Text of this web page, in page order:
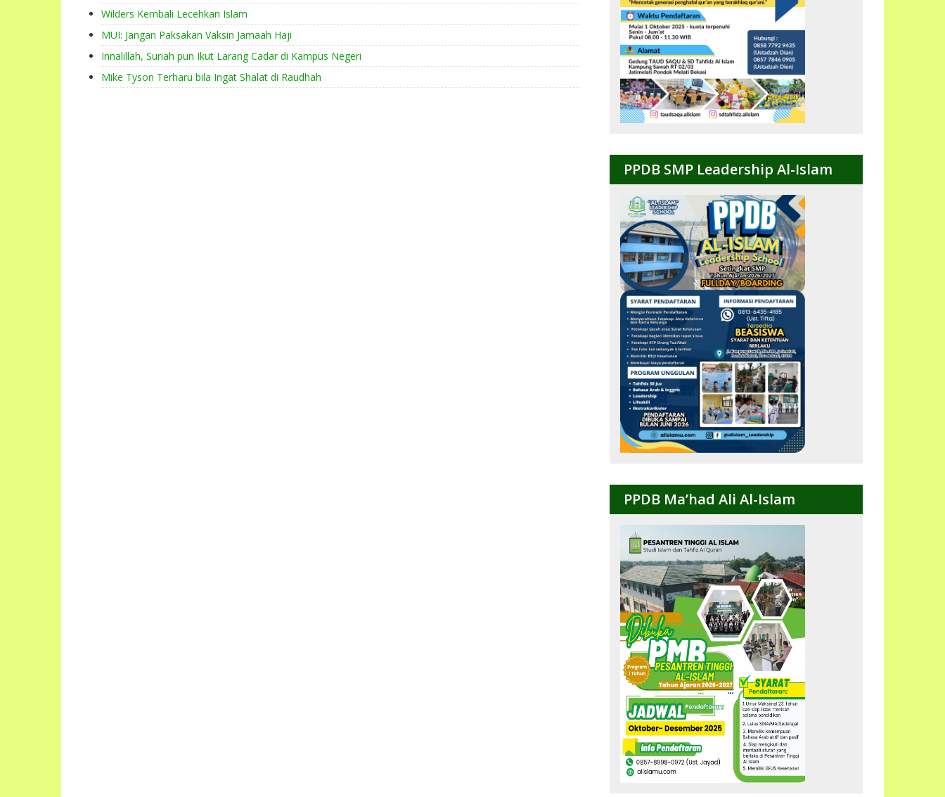
Wilders Kembali Lecehkan Islam
MUI: Jangan Paksakan Vaksin Jamaah Haji
Innalillah, Suriah pun Ikut Larang Cadar di Kampus Negeri
Mike Tyson Terharu bila Ingat Shalat di Raudhah
PPDB SMP Leadership Al-Islam
PPDB Ma’had Ali Al-Islam